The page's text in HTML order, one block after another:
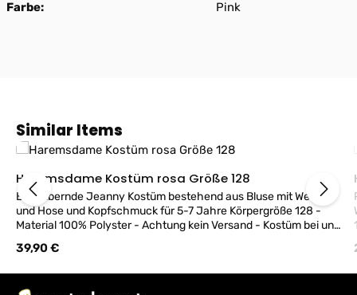
Farbe: Pink
Produktgalerie überspringen
Similar Items
Haremsdame Kostüm rosa Größe 128
Bezaubernde Jeanny Kostüm bestehend aus Bluse mit Weste
und Hose und Kopfschmuck für 5-7 Jahre Körpergröße 128 -
Material 100% Polyster - Achtung kein Versand - Kostüm bei uns
Regulärer Preis:
39,90 €